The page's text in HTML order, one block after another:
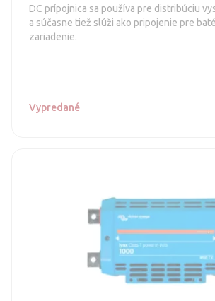
DC prípojnica sa používa pre distribúciu
a súčasne tiež slúži ako pripojenie pre
zariadenie.
Vypredané